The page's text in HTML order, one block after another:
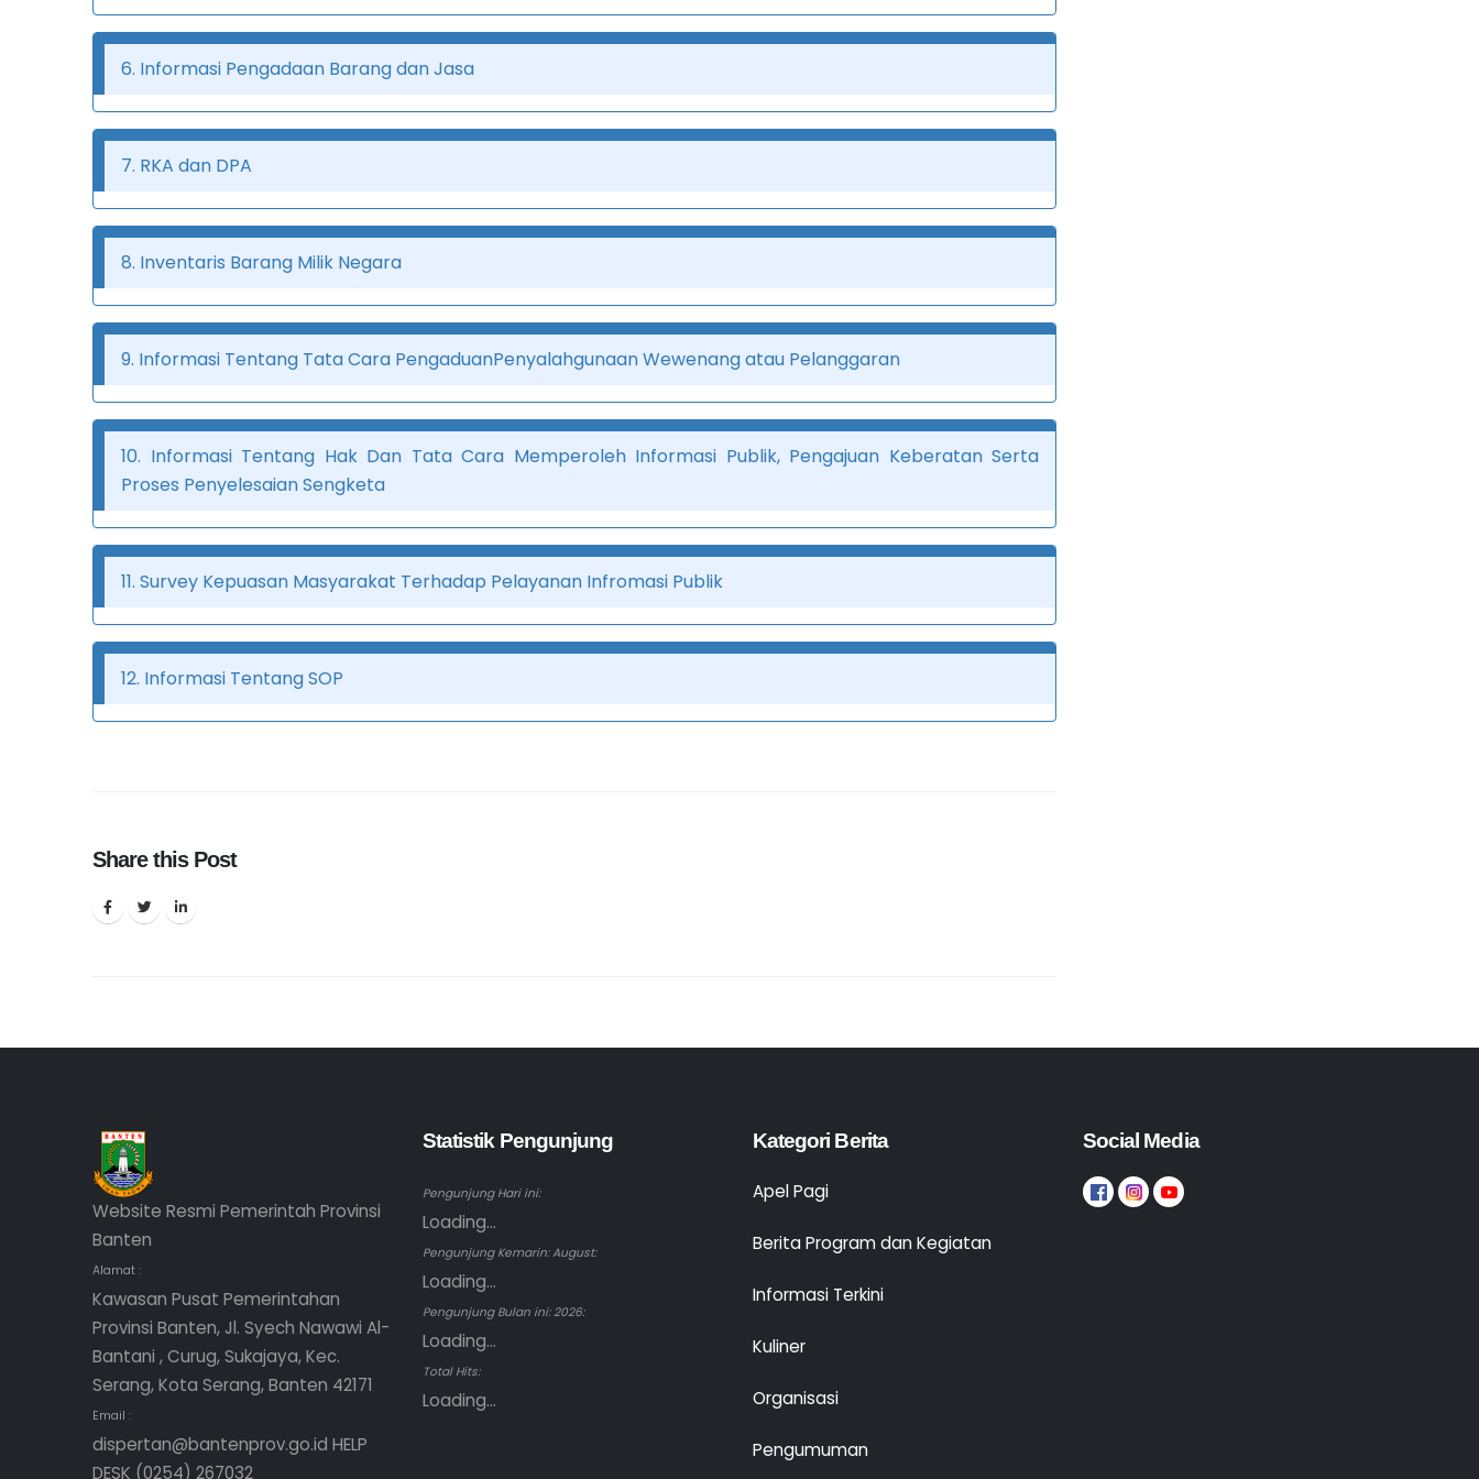
6. Informasi Pengadaan Barang dan Jasa
7. RKA dan DPA
8. Inventaris Barang Milik Negara
9. Informasi Tentang Tata Cara PengaduanPenyalahgunaan Wewenang atau Pelanggaran
10. Informasi Tentang Hak Dan Tata Cara Memperoleh Informasi Publik, Pengajuan Keberatan Serta
Proses Penyelesaian Sengketa
11. Survey Kepuasan Masyarakat Terhadap Pelayanan Infromasi Publik
12. Informasi Tentang SOP
Share this Post
Website Resmi Pemerintah Provinsi
Banten
Alamat :
Kawasan Pusat Pemerintahan
Provinsi Banten, Jl. Syech Nawawi Al-
Bantani , Curug, Sukajaya, Kec.
Serang, Kota Serang, Banten 42171
Email :
dispertan@bantenprov.go.id HELP
DESK (0254) 267032
Statistik Pengunjung
Pengunjung Hari ini:
Loading...
Pengunjung Kemarin: August:
Loading...
Pengunjung Bulan ini: 2026:
Loading...
Total Hits:
Loading...
Kategori Berita
Apel Pagi
Berita Program dan Kegiatan
Informasi Terkini
Kuliner
Organisasi
Pengumuman
Social Media